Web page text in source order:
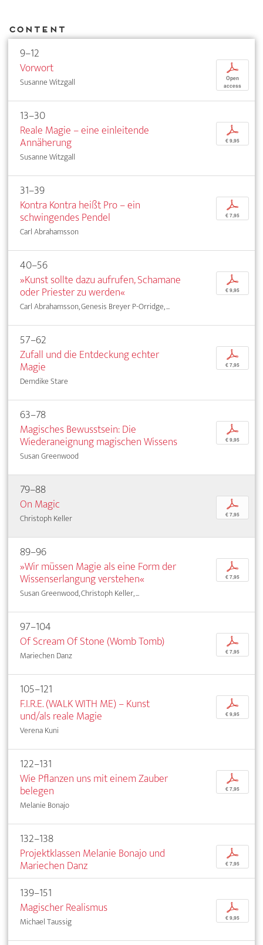
Content
9–12
Vorwort
Susanne Witzgall
p
Open
access
13–30
Reale Magie – eine einleitende
Annäherung
Susanne Witzgall
p
€ 9,95
31–39
Kontra Kontra heißt Pro – ein
schwingendes Pendel
Carl Abrahamsson
p
€ 7,95
40–56
»Kunst sollte dazu aufrufen, Schamane
oder Priester zu werden«
Carl Abrahamsson, Genesis Breyer P-Orridge, ...
p
€ 9,95
57–62
Zufall und die Entdeckung echter
Magie
Demdike Stare
p
€ 7,95
63–78
Magisches Bewusstsein: Die
Wiederaneignung magischen Wissens
Susan Greenwood
p
€ 9,95
79–88
On Magic
Christoph Keller
p
€ 7,95
89–96
»Wir müssen Magie als eine Form der
Wissenserlangung verstehen«
Susan Greenwood, Christoph Keller, ...
p
€ 7,95
97–104
Of Scream Of Stone (Womb Tomb)
Mariechen Danz
p
€ 7,95
105–121
F.I.R.E. (WALK WITH ME) – Kunst
und/als reale Magie
Verena Kuni
p
€ 9,95
122–131
Wie Pflanzen uns mit einem Zauber
belegen
Melanie Bonajo
p
€ 7,95
132–138
Projektklassen Melanie Bonajo und
Mariechen Danz
p
€ 7,95
139–151
Magischer Realismus
Michael Taussig
p
€ 9,95